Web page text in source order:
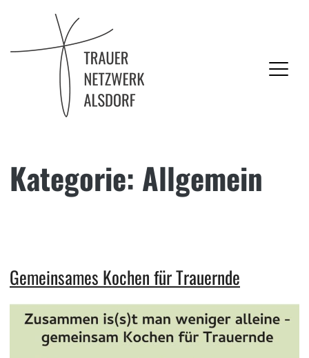
SkipKategorie: Allgemein
Gemeinsames Kochen für Trauernde